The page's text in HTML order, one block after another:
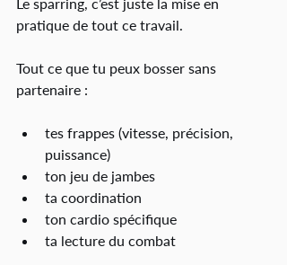
pratique de tout ce travail.
Tout ce que tu peux bosser sans
partenaire :
tes frappes (vitesse, précision,
puissance)
ton jeu de jambes
ta coordination
ton cardio spécifique
ta lecture du combat